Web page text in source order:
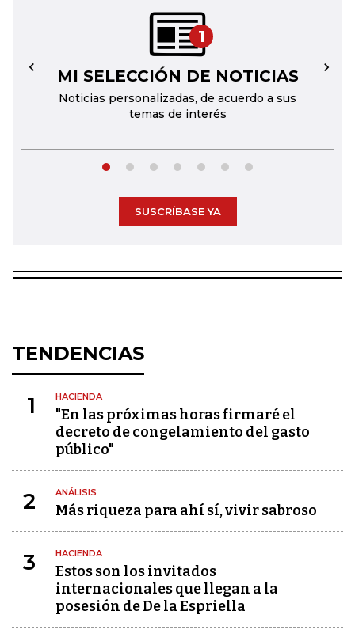
1
MI SELECCIÓN DE NOTICIAS
Noticias personalizadas, de acuerdo a sus
temas de interés
← →
SUSCRÍBASE YA
TENDENCIAS
1 HACIENDA
"En las próximas horas firmaré el
decreto de congelamiento del gasto
público"
2 ANÁLISIS
Más riqueza para ahí sí, vivir sabroso
3 HACIENDA
Estos son los invitados
internacionales que llegan a la
posesión de De la Espriella